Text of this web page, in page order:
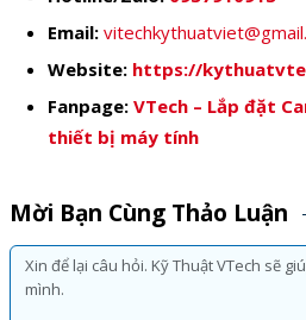
Email:
Website: https://
Fanpage: VTech – Lắp đặt
thiết bị máy tính
Mời Bạn Cùng Thảo Luận